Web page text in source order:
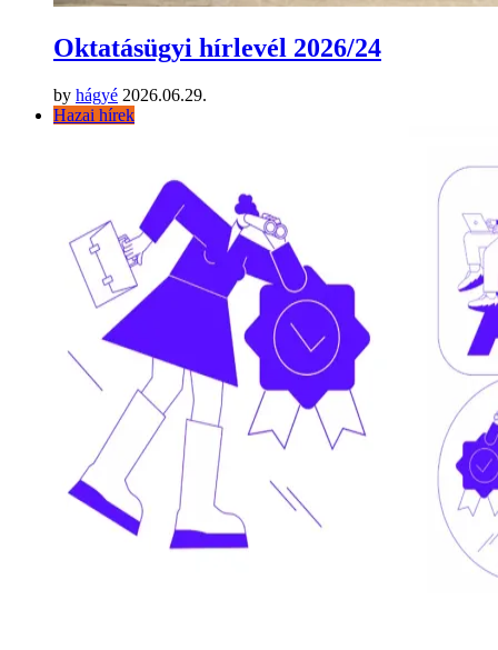
Oktatásügyi hírlevél 2026/24
by hágyé 2026.06.29.
Hazai hírek